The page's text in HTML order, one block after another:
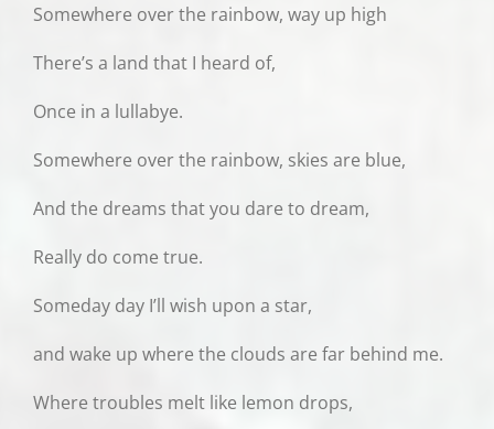
Somewhere over the rainbow, way up high
There’s a land that I heard of,
Once in a lullabye.
Somewhere over the rainbow, skies are blue,
And the dreams that you dare to dream,
Really do come true.
Someday day I’ll wish upon a star,
and wake up where the clouds are far behind me.
Where troubles melt like lemon drops,